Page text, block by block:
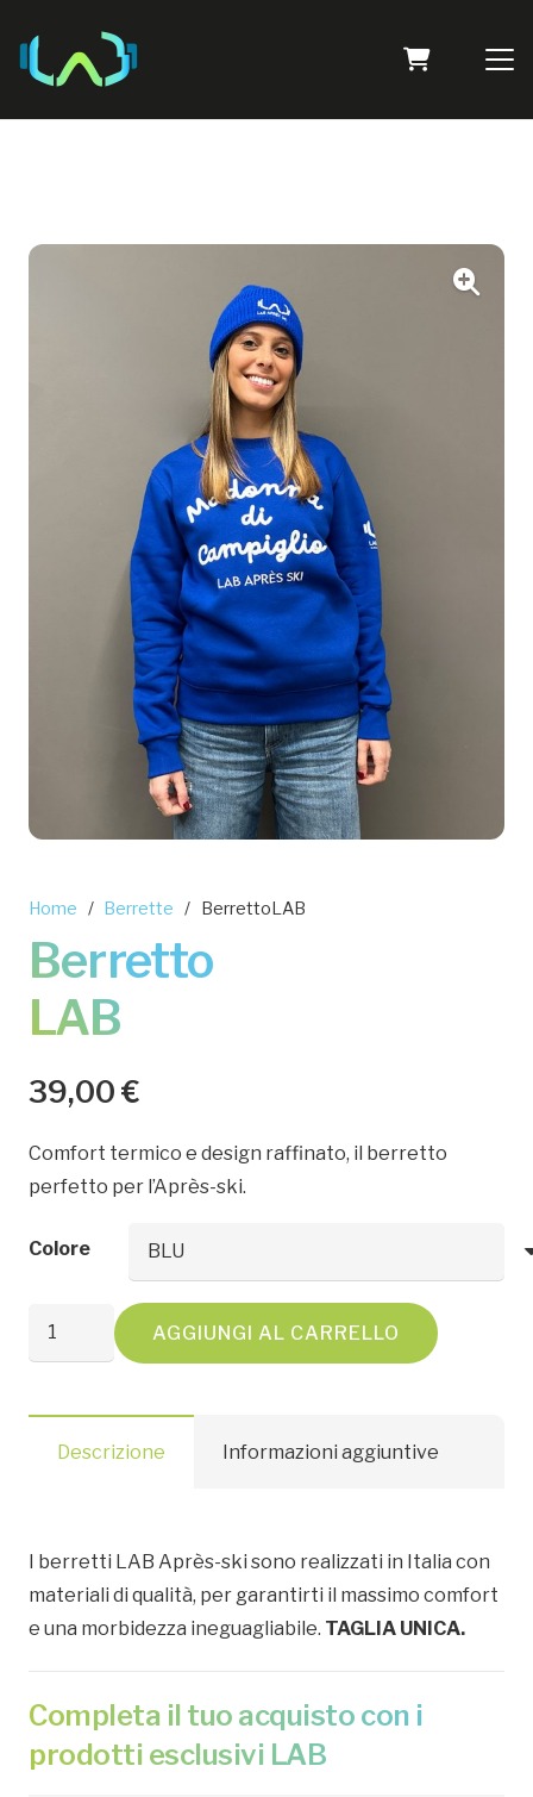
Home / Berrette / BerrettoLAB
Berretto
LAB
39,00€
Comfort termico e design raffinato, il berretto
perfetto per l’Après-ski.
Colore
BerrettoLAB
AGGIUNGI AL CARRELLO
Descrizione Informazioni aggiuntive
I berretti LAB Après-ski sono realizzati in Italia con
materiali di qualità, per garantirti il massimo comfort
e una morbidezza ineguagliabile. TAGLIA UNICA.
Completa il tuo acquisto con i
prodotti esclusivi LAB